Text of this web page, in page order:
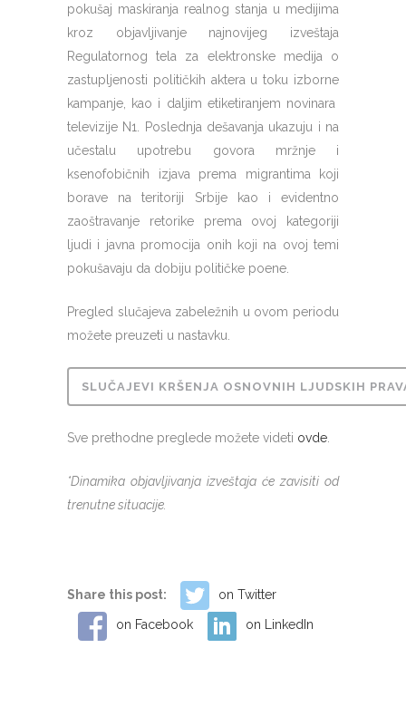
pokušaj maskiranja realnog stanja u medijima
kroz objavljivanje najnovijeg izveštaja
Regulatornog tela za elektronske medija o
zastupljenosti političkih aktera u toku izborne
kampanje, kao i daljim etiketiranjem novinara
televizije N1. Poslednja dešavanja ukazuju i na
učestalu upotrebu govora mržnje i
ksenofobičnih izjava prema migrantima koji
borave na teritoriji Srbije kao i evidentno
zaoštravanje retorike prema ovoj kategoriji
ljudi i javna promocija onih koji na ovoj temi
pokušavaju da dobiju političke poene.
Pregled slučajeva zabeležnih u ovom periodu
možete preuzeti u nastavku.
SLUČAJEVI KRŠENJA OSNOVNIH LJUDSKIH
Sve prethodne preglede možete videti ovde
*Dinamika objavljivanja izveštaja će zavisiti od
trenutne situacije.
Share this post: on Twitter
on Facebook on LinkedIn